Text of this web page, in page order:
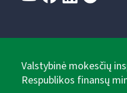
Valstybinė mokesčių
Respublikos finansų